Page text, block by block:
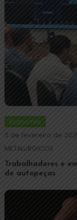
Economia
11 de fevereiro de
METALURGICOS
Trabalhadores e
de autopeças